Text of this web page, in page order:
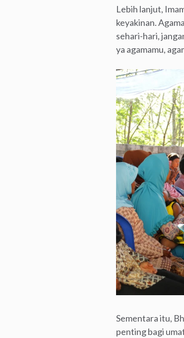
Lebih lanjut,
keyakinan.
sehari-hari,
ya agamamu,
Sementara itu,
penting bagi